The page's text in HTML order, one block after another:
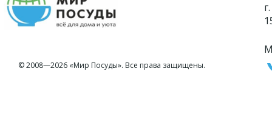
© 2008—2026 «Мир Посуды». Все права защищены.